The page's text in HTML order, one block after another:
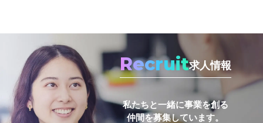
Recruit求人情報
私たちと一緒に事業を創る
仲間を募集しています。